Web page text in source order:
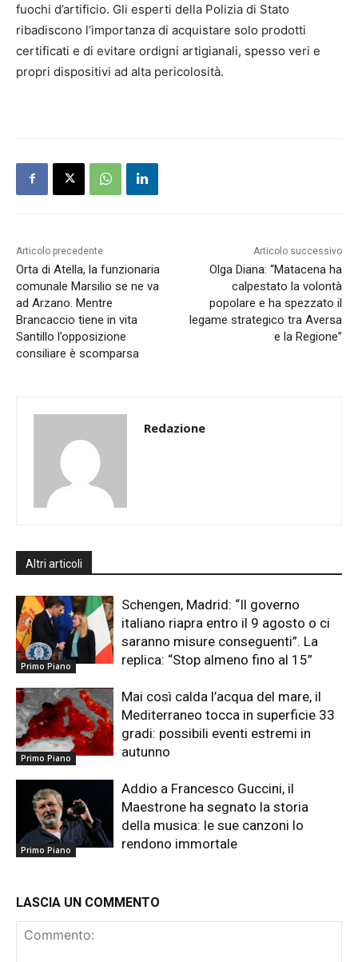
fuochi d’artificio. Gli esperti della Polizia di Stato
ribadiscono l’importanza di acquistare solo prodotti
certificati e di evitare ordigni artigianali, spesso veri e
propri dispositivi ad alta pericolosità.
Articolo precedente
Orta di Atella, la funzionaria
comunale Marsilio se ne va
ad Arzano. Mentre
Brancaccio tiene in vita
Santillo l’opposizione
consiliare è scomparsa
Articolo successivo
Olga Diana: “Matacena ha
calpestato la volontà
popolare e ha spezzato il
legame strategico tra Aversa
e la Regione”
Redazione
Altri articoli
Primo Piano
Schengen, Madrid: “Il governo
italiano riapra entro il 9 agosto o ci
saranno misure conseguenti”. La
replica: “Stop almeno fino al 15”
Primo Piano
Mai così calda l’acqua del mare, il
Mediterraneo tocca in superficie 33
gradi: possibili eventi estremi in
autunno
Primo Piano
Addio a Francesco Guccini, il
Maestrone ha segnato la storia
della musica: le sue canzoni lo
rendono immortale
LASCIA UN COMMENTO